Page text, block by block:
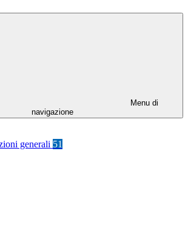
Menu di
navigazione
generali 51